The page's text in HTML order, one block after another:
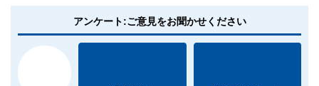
アンケート:ご意見をお聞かせください